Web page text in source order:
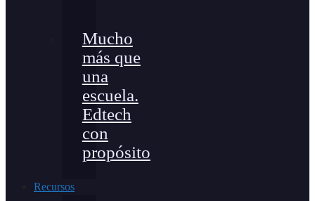
Mucho
más que
una
escuela.
Edtech
con
propósito
Recursos